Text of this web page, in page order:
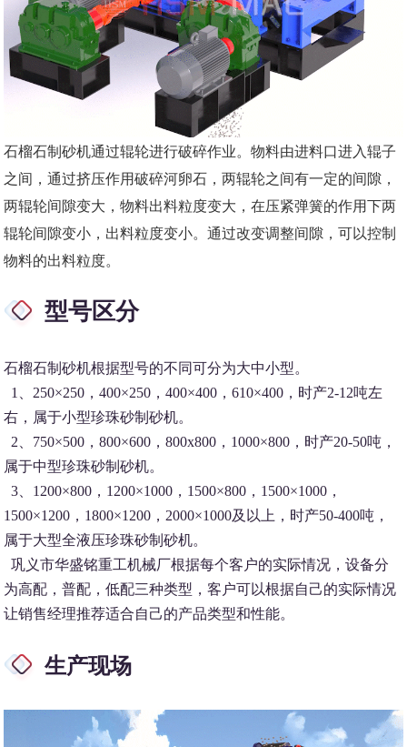
石榴石制砂机通过辊轮进行破碎作业。物料由进料口进入辊子
之间，通过挤压作用破碎河卵石，两辊轮之间有一定的间隙，
两辊轮间隙变大，物料出料粒度变大，在压紧弹簧的作用下两
辊轮间隙变小，出料粒度变小。通过改变调整间隙，可以控制
物料的出料粒度。
型号区分
石榴石制砂机根据型号的不同可分为大中小型。
1、250×250，400×250，400×400，610×400，时产2-12吨左
右，属于小型珍珠砂制砂机。
2、750×500，800×600，800x800，1000×800，时产20-50吨，
属于中型珍珠砂制砂机。
3、1200×800，1200×1000，1500×800，1500×1000，
1500×1200，1800×1200，2000×1000及以上，时产50-400吨，
属于大型全液压珍珠砂制砂机。
巩义市华盛铭重工机械厂根据每个客户的实际情况，设备分
为高配，普配，低配三种类型，客户可以根据自己的实际情况
让销售经理推荐适合自己的产品类型和性能。
生产现场